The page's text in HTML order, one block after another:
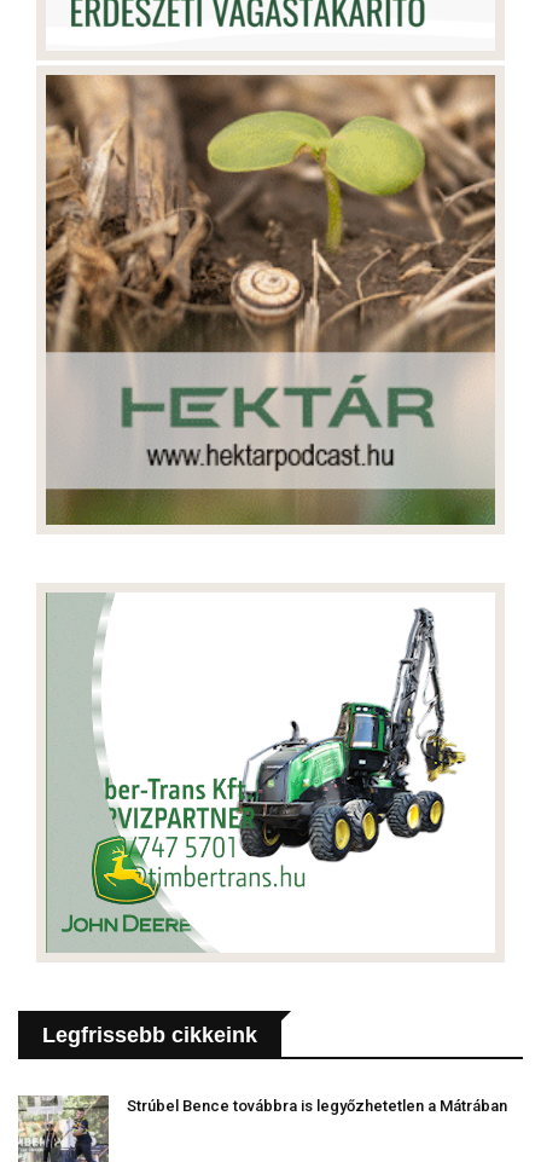
Legfrissebb cikkeink
Strúbel Bence továbbra is legyőzhetetlen a Mátrában